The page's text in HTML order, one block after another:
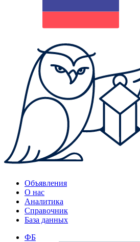
Объявления
О нас
Аналитика
Справочник
База данных
ФБ